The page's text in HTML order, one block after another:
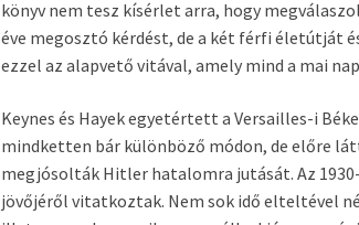
könyv nem tesz kísérlet arra, hogy
éve megosztó kérdést, de a két férfi életútját
ezzel az alapvető vitával, amely mind a mai
Keynes és Hayek egyetértett a Versailles-i
mindketten bár különböző módon, de előre
megjósolták Hitler hatalomra jutását. Az
jövőjéről vitatkoztak. Nem sok idő elteltével